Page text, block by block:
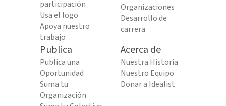
participación
Usa el logo
Apoya nuestro
trabajo
Organizaciones
Desarrollo de
carrera
Publica
Publica una
Oportunidad
Suma tu
Organización
Acerca de
Nuestra Historia
Nuestro Equipo
Donar a Idealist